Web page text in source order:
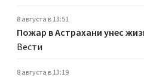
8 августа в 13:51
Пожар в Астрахани унес
Вести
8 августа в 13:19